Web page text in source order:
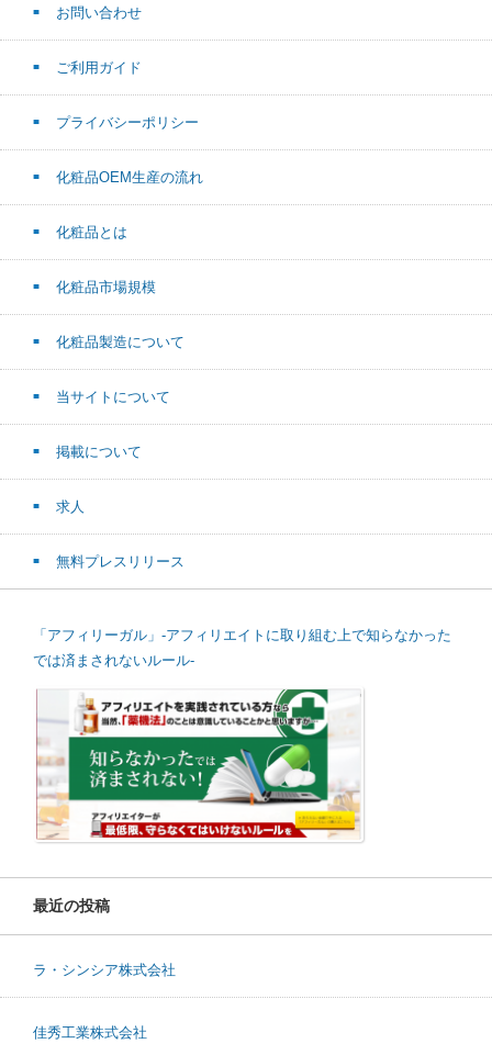
お問い合わせ
ご利用ガイド
プライバシーポリシー
化粧品OEM生産の流れ
化粧品とは
化粧品市場規模
化粧品製造について
当サイトについて
掲載について
求人
無料プレスリリース
「アフィリーガル」-アフィリエイトに取り組む上で知らなかった
では済まされないルール-
最近の投稿
ラ・シンシア株式会社
佳秀工業株式会社